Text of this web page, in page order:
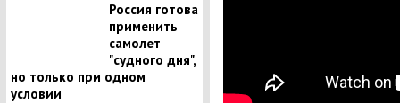
​Россия готова
применить
самолет
"судного дня",
но только при одном
условии